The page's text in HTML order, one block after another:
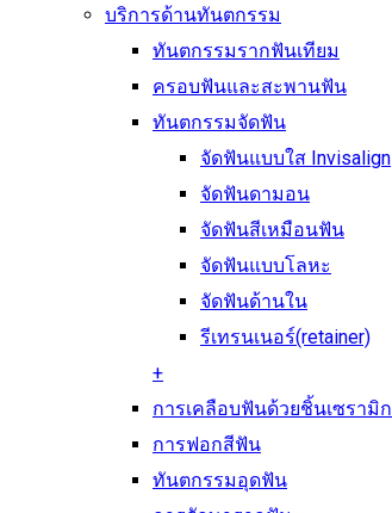
บริการด้านทันตกรรม
ทันตกรรมรากฟันเทียม
ครอบฟันและสะพานฟัน
ทันตกรรมจัดฟัน
จัดฟันแบบใส Invisalign
จัดฟันดามอน
จัดฟันสีเหมือนฟัน
จัดฟันแบบโลหะ
จัดฟันด้านใน
รีเทรนเนอร์(retainer)
+
การเคลือบฟันด้วยชิ้นเซรามิก
การฟอกสีฟัน
ทันตกรรมอุดฟัน